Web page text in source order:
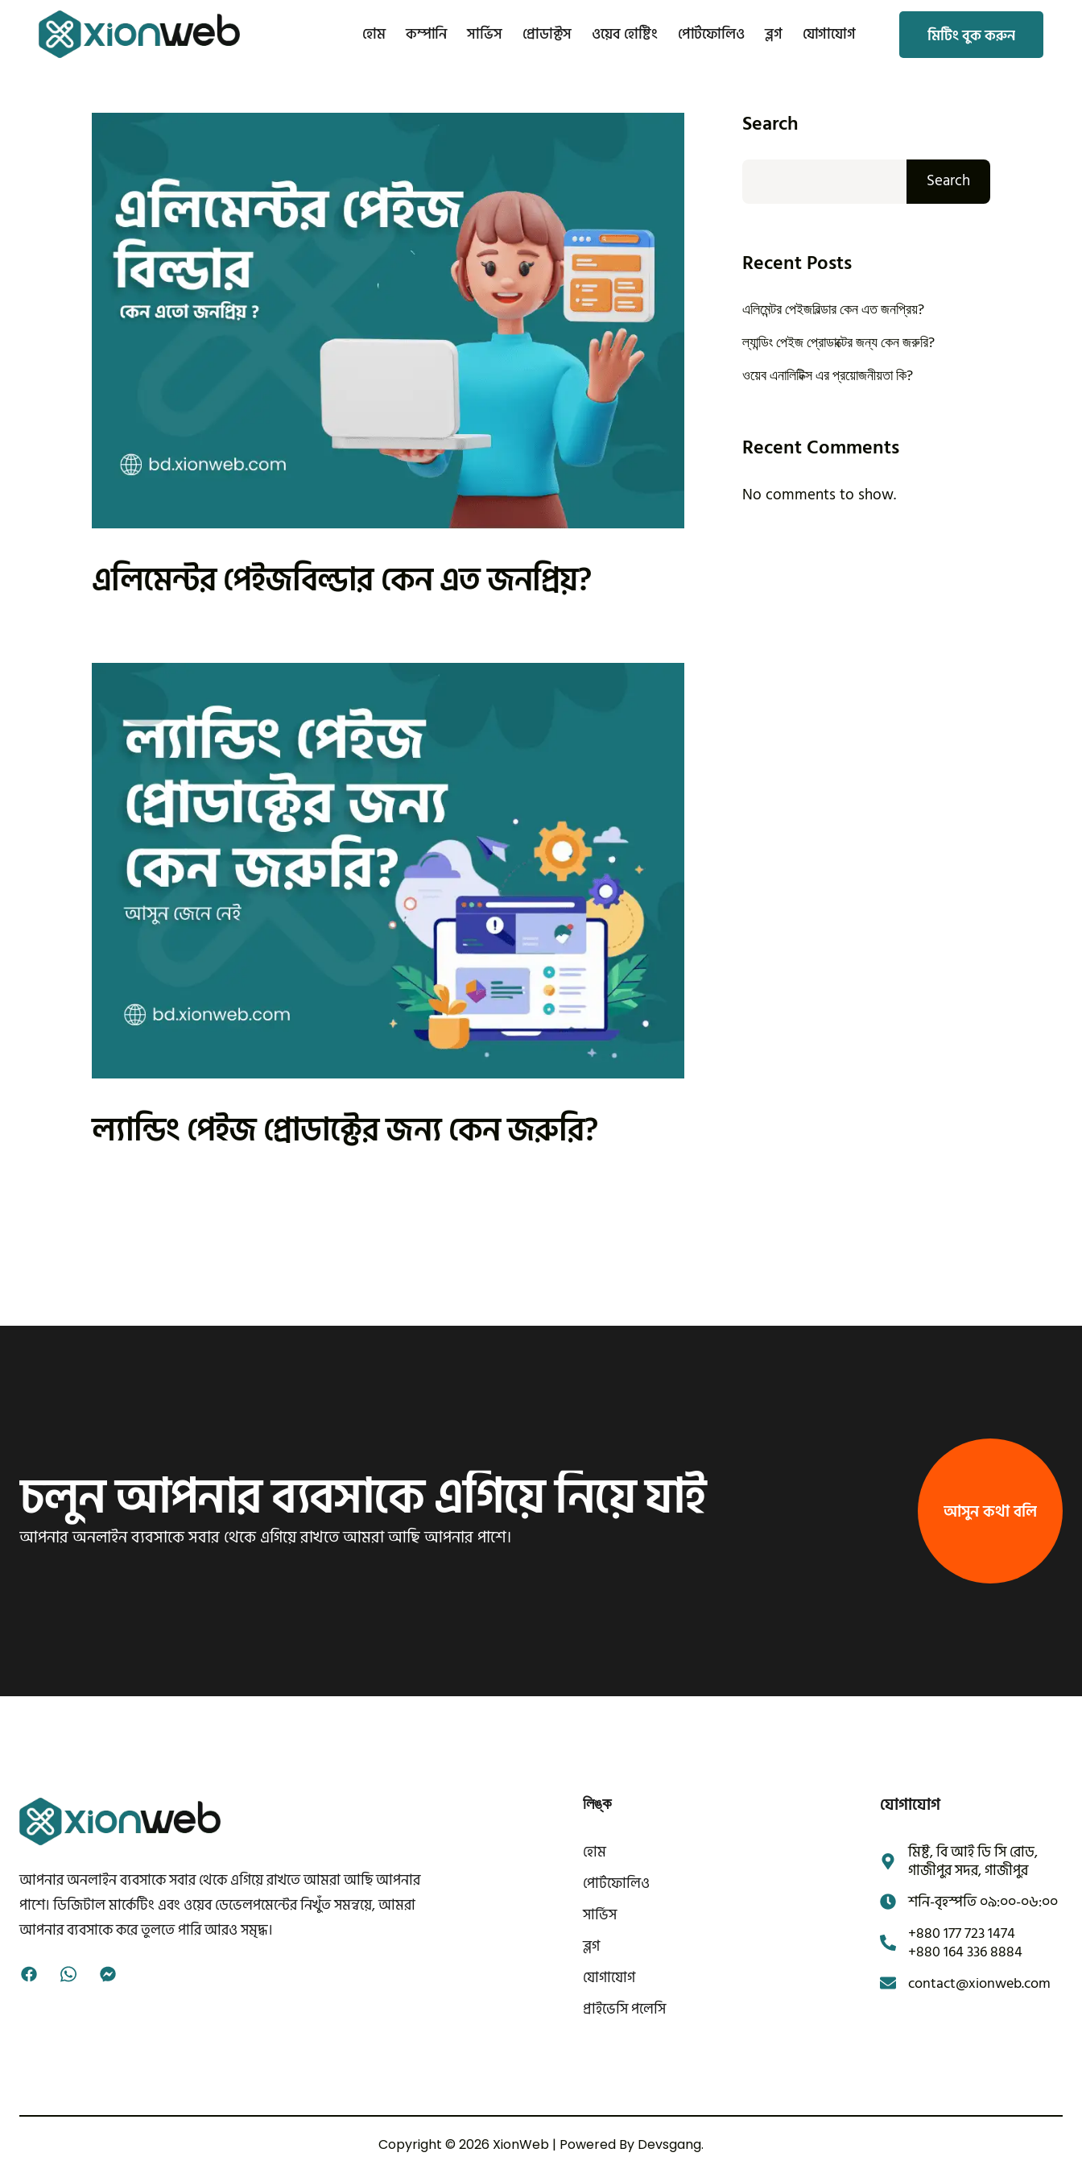
হোম কম্পানি সার্ভিস প্রোডাক্টস ওয়েব হোষ্টিং পোর্টফোলিও ব্লগ যোগাযোগ
মিটিং বুক করুন
মিটিং বুক করুন
এলিমেন্টর পেইজবিল্ডার কেন এত জনপ্রিয়?
ল্যান্ডিং পেইজ প্রোডাক্টের জন্য কেন জরুরি?
Search
Search
Recent Posts
এলিমেন্টর পেইজবিল্ডার কেন এত জনপ্রিয়?
ল্যান্ডিং পেইজ প্রোডাক্টের জন্য কেন জরুরি?
ওয়েব এনালিটিক্স এর প্রয়োজনীয়তা কি?
Recent Comments
No comments to show.
চলুন আপনার ব্যবসাকে এগিয়ে নিয়ে যাই
আপনার অনলাইন ব্যবসাকে সবার থেকে এগিয়ে রাখতে আমরা আছি আপনার পাশে।
আসুন কথা বলি
আপনার অনলাইন ব্যবসাকে সবার থেকে এগিয়ে রাখতে আমরা আছি আপনার
পাশে। ডিজিটাল মার্কেটিং এবং ওয়েব ডেভেলপমেন্টের নিখুঁত সমন্বয়ে, আমরা
আপনার ব্যবসাকে করে তুলতে পারি আরও সমৃদ্ধ।
লিঙ্ক
হোম
পোর্টফোলিও
সার্ভিস
ব্লগ
যোগাযোগ
প্রাইভেসি পলেসি
যোগাযোগ
মিষ্ট, বি আই ডি সি রোড,
গাজীপুর সদর, গাজীপুর
শনি-বৃহস্পতি ০৯:০০-০৬:০০
+880 177 723 1474
+880 164 336 8884
contact@xionweb.com
Copyright © 2026 XionWeb | Powered By Devsgang.